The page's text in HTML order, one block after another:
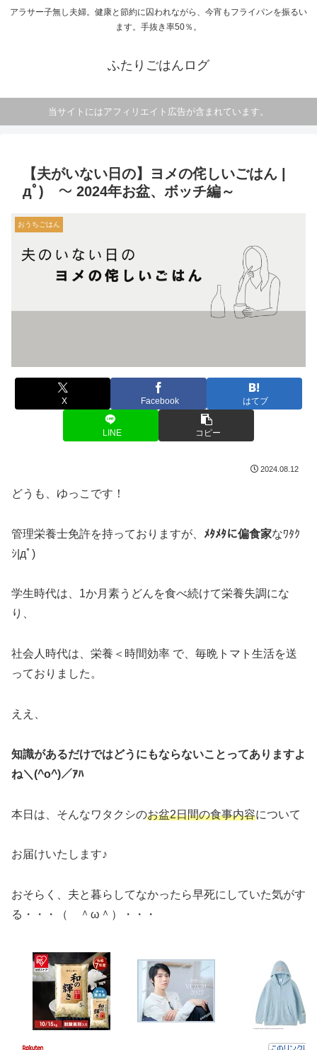
アラサー子無し夫婦。健康と節約に囚われながら、今宵もフライパンを振るい
ます。手抜き率50％。
ふたりごはんログ
当サイトにはアフィリエイト広告が含まれています。
【夫がいない日の】ヨメの侘しいごはん |
дﾟ) ～ 2024年お盆、ボッチ編～
おうちごはん
X Facebook はてブ
LINE コピー
2024.08.12
どうも、ゆっこです！
管理栄養士免許を持っておりますが、 ﾒﾀﾒﾀに偏食家なﾜﾀｸ
ｼ|дﾟ)
学生時代は、1か月素うどんを食べ続けて栄養失調にな
り、
社会人時代は、栄養＜時間効率 で、毎晩トマト生活を送
っておりました。
ええ、
知識があるだけではどうにもならないことってありますよ
ね＼(^o^)／ｱﾊ
本日は、そんなワタクシのお盆2日間の食事内容について
お届けいたします♪
おそらく、夫と暮らしてなかったら早死にしていた気がす
る・・・（ ＾ω＾）・・・